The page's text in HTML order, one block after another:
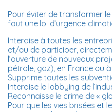
Pour éviter de transformer
faut une loi d’urgence
⁠Interdise à toutes les
et/ou de participer,
l’ouverture de nouveaux
pétrole, gaz), en France ou à
⁠Supprime toutes les
Interdise le lobbying de
⁠Reconnaisse le crime de «
Pour que les vies brisées et